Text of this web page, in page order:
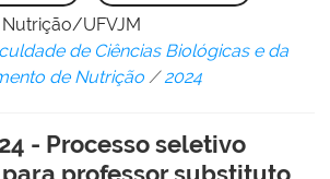
UFVJM
de Ciências Biológicas e da
de Nutrição /2024
- Processo seletivo